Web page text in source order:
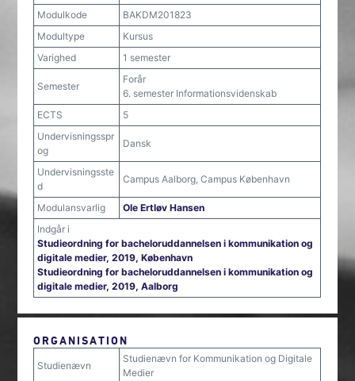
Modulkode
BAKDM201823
Modultype
Kursus
Varighed
1 semester
Semester
Forår
6. semester Informationsvidenskab
ECTS
5
Undervisningsspr
og
Dansk
Undervisningsste
d
Campus Aalborg, Campus København
Modulansvarlig
Ole Ertløv Hansen
Indgår i
Studieordning for bacheloruddannelsen i kommunikation og
digitale medier, 2019, København
Studieordning for bacheloruddannelsen i kommunikation og
digitale medier, 2019, Aalborg
ORGANISATION
Studienævn
Studienævn for Kommunikation og Digitale
Medier